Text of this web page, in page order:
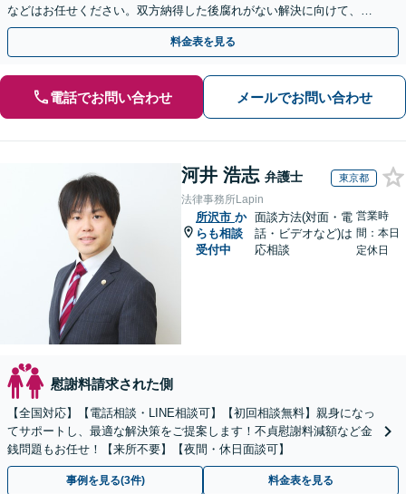
などはお任せください。双方納得した後腐れがない解決に向けて、全
力を尽くします。
料金表を見る
電話でお問い合わせ メールでお問い合わせ
河井 浩志 弁護士 東京都
法律事務所Lapin
所沢市 か
らも相談
受付中
面談方法(対面・電
話・ビデオなど)は
応相談
営業時
間：本日
定休日
慰謝料請求された側
【全国対応】【電話相談・LINE相談可】【初回相談無料】親身になっ
てサポートし、最適な解決策をご提案します！不貞慰謝料減額など金
銭問題もお任せ！【来所不要】【夜間・休日面談可】
事例を見る(3件) 料金表を見る